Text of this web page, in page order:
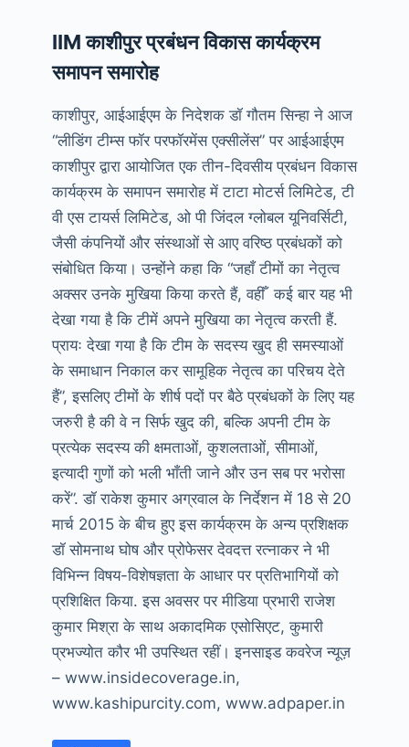
IIM काशीपुर प्रबंधन विकास कार्यक्रम
समापन समारोह
काशीपुर, आईआईएम के निदेशक डॉ गौतम सिन्हा ने आज
“लीडिंग टीम्स फॉर परफॉरमेंस एक्सीलेंस” पर आईआईएम
काशीपुर द्वारा आयोजित एक तीन-दिवसीय प्रबंधन विकास
कार्यक्रम के समापन समारोह में टाटा मोटर्स लिमिटेड, टी
वी एस टायर्स लिमिटेड, ओ पी जिंदल ग्लोबल यूनिवर्सिटी,
जैसी कंपनियों और संस्थाओं से आए वरिष्ठ प्रबंधकों को
संबोधित किया। उन्होंने कहा कि “जहाँ टीमों का नेतृत्व
अक्सर उनके मुखिया किया करते हैं, वहीँ कई बार यह भी
देखा गया है कि टीमें अपने मुखिया का नेतृत्व करती हैं.
प्रायः देखा गया है कि टीम के सदस्य खुद ही समस्याओं
के समाधान निकाल कर सामूहिक नेतृत्व का परिचय देते
हैं”, इसलिए टीमों के शीर्ष पदों पर बैठे प्रबंधकों के लिए यह
जरुरी है की वे न सिर्फ खुद की, बल्कि अपनी टीम के
प्रत्येक सदस्य की क्षमताओं, कुशलताओं, सीमाओं,
इत्यादी गुणों को भली भाँती जाने और उन सब पर भरोसा
करें”. डॉ राकेश कुमार अग्रवाल के निर्देशन में 18 से 20
मार्च 2015 के बीच हुए इस कार्यक्रम के अन्य प्रशिक्षक
डॉ सोमनाथ घोष और प्रोफेसर देवदत्त रत्नाकर ने भी
विभिन्न विषय-विशेषज्ञता के आधार पर प्रतिभागियों को
प्रशिक्षित किया. इस अवसर पर मीडिया प्रभारी राजेश
कुमार मिश्रा के साथ अकादमिक एसोसिएट, कुमारी
प्रभज्योत कौर भी उपस्थित रहीं। इनसाइड कवरेज न्यूज़
– www.insidecoverage.in,
www.kashipurcity.com, www.adpaper.in